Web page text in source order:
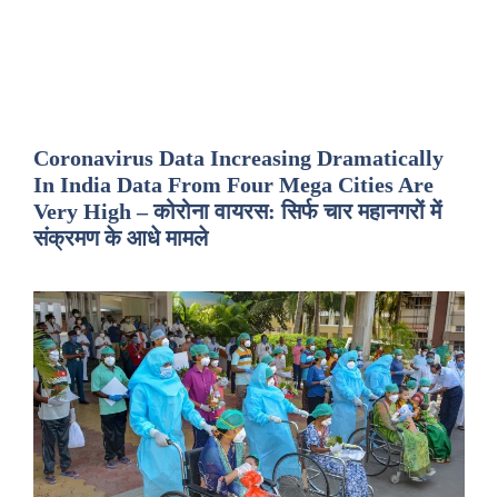
Coronavirus Data Increasing Dramatically
In India Data From Four Mega Cities Are
Very High – कोरोना वायरस: सिर्फ चार महानगरों में
संक्रमण के आधे मामले